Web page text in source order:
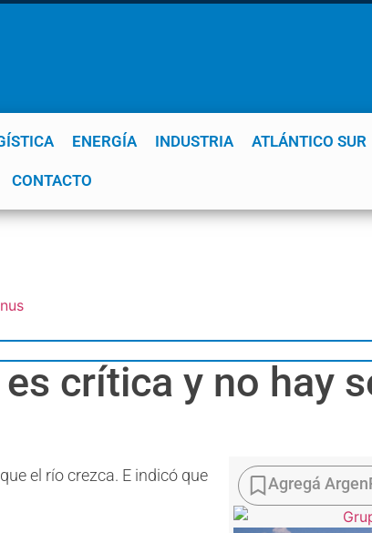
ENERGÍA INDUSTRIA ATLÁNTICO SUR
CONTACTO
Patagonia Quequén
crítica y no hay
el río crezca. E indicó que
Agregá